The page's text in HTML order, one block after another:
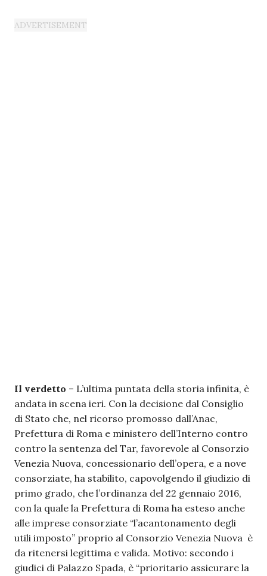
Il verdetto – L’ultima puntata della storia infinita, è
andata in scena ieri. Con la decisione dal Consiglio
di Stato che, nel ricorso promosso dall’Anac,
Prefettura di Roma e ministero dell’Interno contro
contro la sentenza del Tar, favorevole al Consorzio
Venezia Nuova, concessionario dell’opera, e a nove
consorziate, ha stabilito, capovolgendo il giudizio di
primo grado, che l’ordinanza del 22 gennaio 2016,
con la quale la Prefettura di Roma ha esteso anche
alle imprese consorziate “l’acantonamento degli
utili imposto” proprio al Consorzio Venezia Nuova è
da ritenersi legittima e valida. Motivo: secondo i
giudici di Palazzo Spada, è “prioritario assicurare la